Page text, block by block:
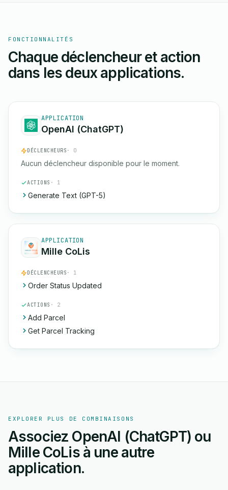
FONCTIONNALITÉS
Chaque déclencheur et action
dans les deux applications.
APPLICATION
OpenAI (ChatGPT)
DÉCLENCHEURS · 0
Aucun déclencheur disponible pour le moment.
ACTIONS · 1
Generate Text (GPT-5)
APPLICATION
Mille CoLis
DÉCLENCHEURS · 1
Order Status Updated
ACTIONS · 2
Add Parcel
Get Parcel Tracking
EXPLORER PLUS DE COMBINAISONS
Associez OpenAI (ChatGPT) ou
Mille CoLis à une autre
application.